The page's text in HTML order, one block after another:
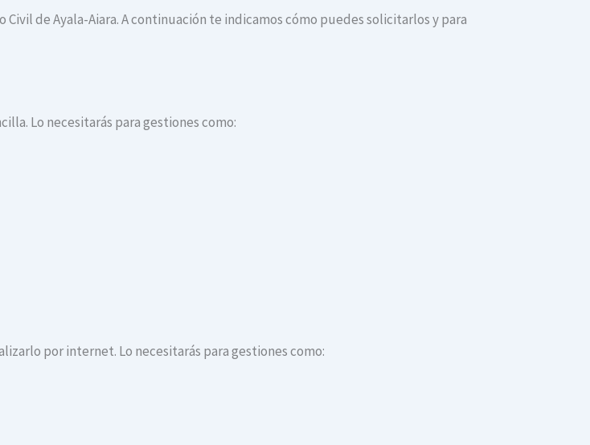
de Ayala-Aiara. A continuación te indicamos cómo puedes solicitarlos y para
Lo necesitarás para gestiones como:
por internet. Lo necesitarás para gestiones como: